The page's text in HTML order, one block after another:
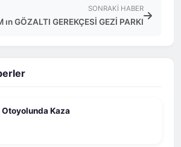
SONRAKI HABER
ın GÖZALTI GEREKÇESİ GEZİ PARKI
Kaza